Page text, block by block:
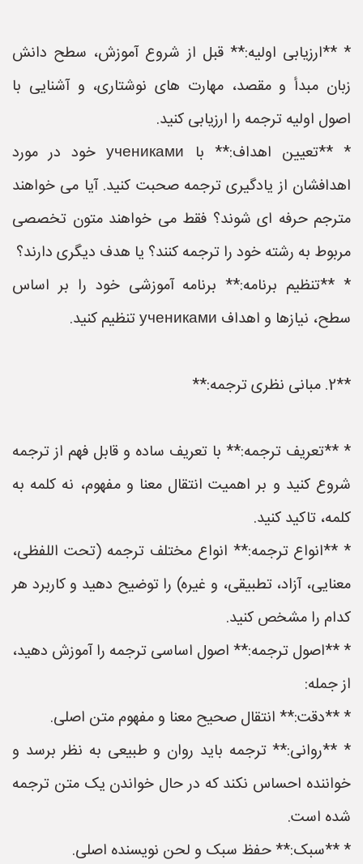
* **ارزیابی اولیه:** قبل از شروع آموزش، سطح دانش
زبان مبدأ و مقصد، مهارت های نوشتاری، و آشنایی با
اصول اولیه ترجمه را ارزیابی کنید.
* **تعیین اهداف:** با учениками خود در مورد
اهدافشان از یادگیری ترجمه صحبت کنید. آیا می خواهند
مترجم حرفه ای شوند؟ فقط می خواهند متون تخصصی
مربوط به رشته خود را ترجمه کنند؟ یا هدف دیگری دارند؟
* **تنظیم برنامه:** برنامه آموزشی خود را بر اساس
سطح، نیازها و اهداف учениками تنظیم کنید.
**2. مبانی نظری ترجمه:**
* **تعریف ترجمه:** با تعریف ساده و قابل فهم از ترجمه
شروع کنید و بر اهمیت انتقال معنا و مفهوم، نه کلمه به
کلمه، تاکید کنید.
* **انواع ترجمه:** انواع مختلف ترجمه (تحت اللفظی،
معنایی، آزاد، تطبیقی، و غیره) را توضیح دهید و کاربرد هر
کدام را مشخص کنید.
* **اصول ترجمه:** اصول اساسی ترجمه را آموزش دهید،
از جمله:
* **دقت:** انتقال صحیح معنا و مفهوم متن اصلی.
* **روانی:** ترجمه باید روان و طبیعی به نظر برسد و
خواننده احساس نکند که در حال خواندن یک متن ترجمه
شده است.
* **سبک:** حفظ سبک و لحن نویسنده اصلی.